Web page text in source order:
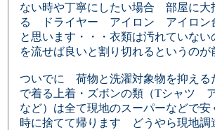
ない時や丁寧にしたい場合 部屋に大
る ドライヤー アイロン アイロン
と思います・・・衣類は汚れていない
を流せば良いと割り切れるというのが
ついでに 荷物と洗濯対象物を抑え
で着る上着・ズボンの類（Tシャツ
など）は全て現地のスーパーなどで
時に捨てて帰ります どうやら現地調